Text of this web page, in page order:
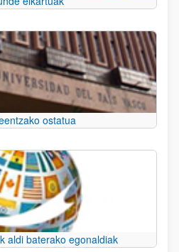
ostatua
aldi baterako egonaldiak